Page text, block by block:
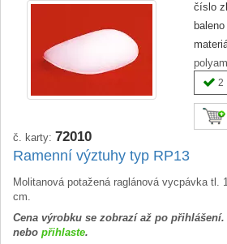
číslo
baleno
2
č. karty: 72010
Ramenní výztuhy typ RP13
Molitanová potažená raglánová vycpávka tl.
cm.
Cena výrobku se zobrazí až po
nebo přihlaste.